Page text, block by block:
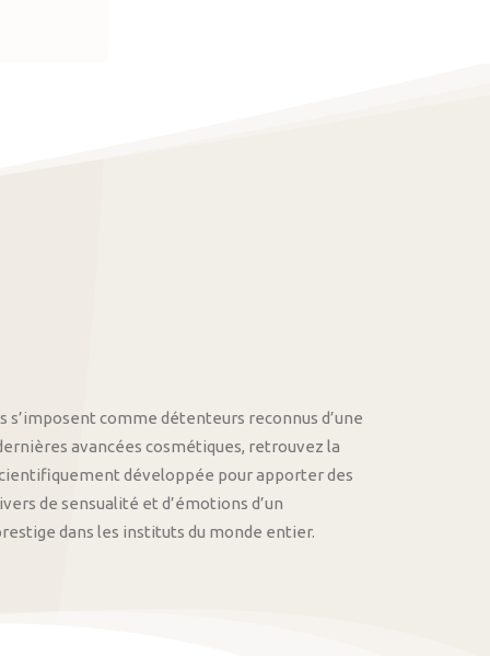
s’imposent comme détenteurs reconnus d’une
avancées cosmétiques, retrouvez la
développée pour apporter des
de sensualité et d’émotions d’un
dans les instituts du monde entier.